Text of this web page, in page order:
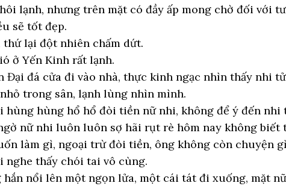
lạnh, nhưng trên mặt có đầy ấp mong chờ đối với
sẽ tốt đẹp.
thứ lại đột nhiên chấm dứt.
ở Yến Kinh rất lạnh.
Đại đá cửa đi vào nhà, thực kinh ngạc nhìn thấy nhi
trong sân, lạnh lùng nhìn mình.
hùng hùng hổ hổ đòi tiền nữ nhi, không để ý đến nhi
nữ nhi luôn luôn sợ hãi rụt rè hôm nay không biết
làm gì, ngoại trừ đòi tiền, ông không còn chuyện
nghe thấy chói tai vô cùng.
nổi lên một ngọn lửa, một cái tát đi xuống, mặt